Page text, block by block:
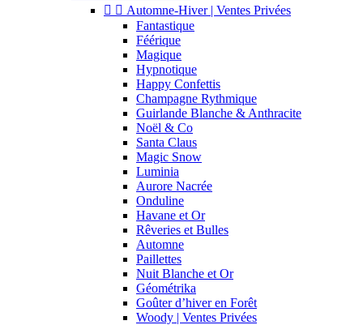
  Automne-Hiver | Ventes Privées
Fantastique
Féérique
Magique
Hypnotique
Happy Confettis
Champagne Rythmique
Guirlande Blanche & Anthracite
Noël & Co
Santa Claus
Magic Snow
Luminia
Aurore Nacrée
Onduline
Havane et Or
Rêveries et Bulles
Automne
Paillettes
Nuit Blanche et Or
Géométrika
Goûter d’hiver en Forêt
Woody | Ventes Privées